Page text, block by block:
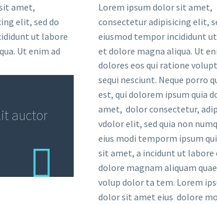
amet,
elit, sed do
ut labore
Ut enim ad
Lorem ipsum dolor sit amet,
consectetur adipisicing elit,
eiusmod tempor incididunt
et dolore magna aliqua. Ut
auctor
dolores eos qui ratione
sequi nesciunt. Neque porro
est, qui dolorem ipsum quia
amet, dolor consectetur,
vdolor elit, sed quia non
eius modi temporm ipsum
sit amet, a incidunt ut labore
dolore magnam aliquam
volup dolor ta tem. Lorem
dolor sit amet eius dolore